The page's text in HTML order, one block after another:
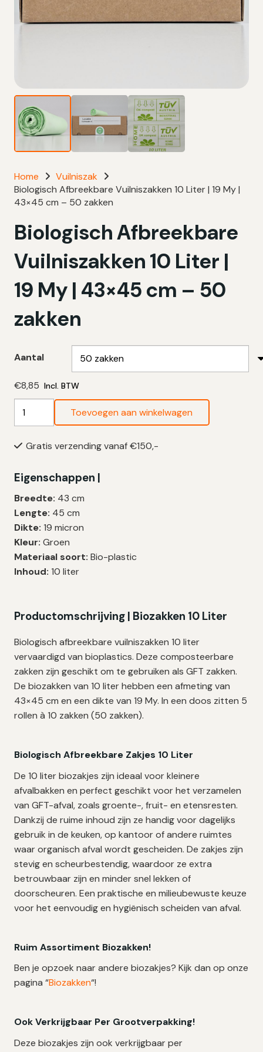
Home
Vuilniszak
Biologisch Afbreekbare Vuilniszakken 10 Liter | 19 My |
43×45 cm – 50 zakken
Biologisch Afbreekbare
Vuilniszakken 10 Liter |
19 My | 43×45 cm – 50
zakken
Aantal
€8,85 Incl. BTW
Biologisch
10
|
19
My
|
43×45
cm
–
aantal
Toevoegen aan winkelwagen
Gratis verzending vanaf €150,-
Eigenschappen |
Breedte: 43 cm
Lengte: 45 cm
Dikte: 19 micron
Kleur: Groen
Materiaal soort: Bio-plastic
Inhoud: 10 liter
Productomschrijving | Biozakken 10 Liter
Biologisch afbreekbare vuilniszakken 10 liter
vervaardigd van bioplastics. Deze composteerbare
zakken zijn geschikt om te gebruiken als GFT zakken.
De biozakken van 10 liter hebben een afmeting van
43×45 cm en een dikte van 19 My. In een doos zitten 5
rollen à 10 zakken (50 zakken).
Biologisch Afbreekbare Zakjes 10 Liter
De 10 liter biozakjes zijn ideaal voor kleinere
afvalbakken en perfect geschikt voor het verzamelen
van GFT-afval, zoals groente-, fruit- en etensresten.
Dankzij de ruime inhoud zijn ze handig voor dagelijks
gebruik in de keuken, op kantoor of andere ruimtes
waar organisch afval wordt gescheiden. De zakjes zijn
stevig en scheurbestendig, waardoor ze extra
betrouwbaar zijn en minder snel lekken of
doorscheuren. Een praktische en milieubewuste keuze
voor het eenvoudig en hygiënisch scheiden van afval.
Ruim Assortiment Biozakken!
Ben je opzoek naar andere biozakjes? Kijk dan op onze
pagina “Biozakken“!
Ook Verkrijgbaar Per Grootverpakking!
Deze biozakjes zijn ook verkrijgbaar per